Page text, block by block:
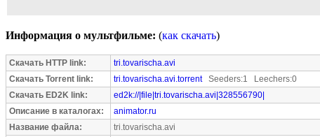
Информация о мультфильме: (как скачать)
Скачать HTTP link:
tri.tovarischa.avi
Скачать Torrent link:
tri.tovarischa.avi.torrentSeeders:1 Leechers:0
Скачать ED2K link:
ed2k://|file|tri.tovarischa.avi|328556790|
Описание в каталогах:
animator.ru
Название файла:
tri.tovarischa.avi